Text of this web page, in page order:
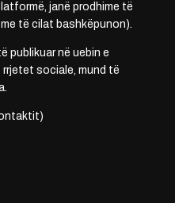
janë prodhime të
të cilat bashkëpunon).
publikuar në uebin e
sociale, mund të